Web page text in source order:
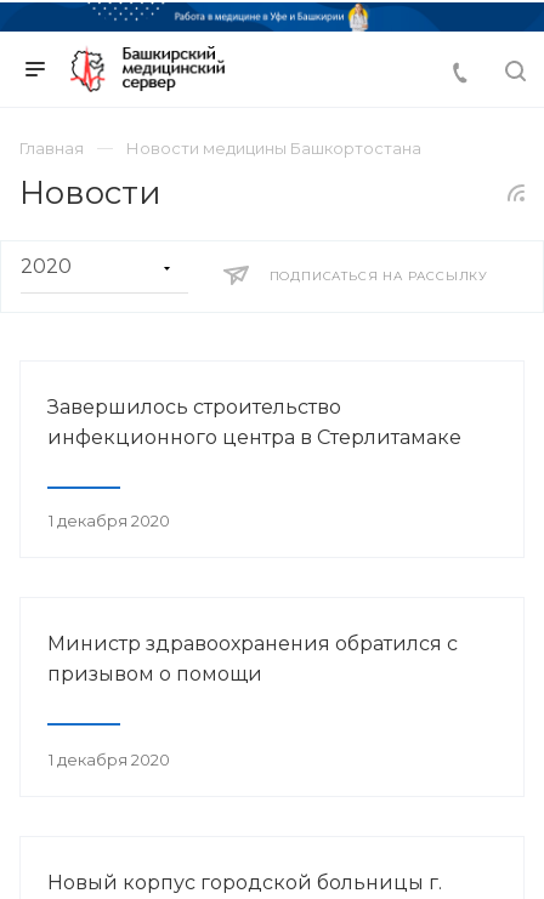
Главная Новости медицины Башкортостана
Новости
ПОДПИСАТЬСЯ НА РАССЫЛКУ
Завершилось строительство
инфекционного центра в Стерлитамаке
1 декабря 2020
Министр здравоохранения обратился с
призывом о помощи
1 декабря 2020
Новый корпус городской больницы г.